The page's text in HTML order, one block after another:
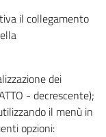
il collegamento
dei
- decrescente);
il menù in
opzioni: